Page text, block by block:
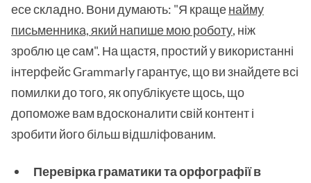
есе складно. Вони думають: "Я кращенайму
письменника, який напише мою роботу, ніж
зроблю це сам". На щастя, простий у використанні
інтерфейс Grammarly гарантує, що ви знайдете всі
помилки до того, як опублікуєте щось, що
допоможе вам вдосконалити свій контент і
зробити його більш відшліфованим.
Перевірка граматики та орфографії в